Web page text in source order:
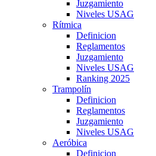
Juzgamiento
Niveles USAG
Rítmica
Definicion
Reglamentos
Juzgamiento
Niveles USAG
Ranking 2025
Trampolín
Definicion
Reglamentos
Juzgamiento
Niveles USAG
Aeróbica
Definicion